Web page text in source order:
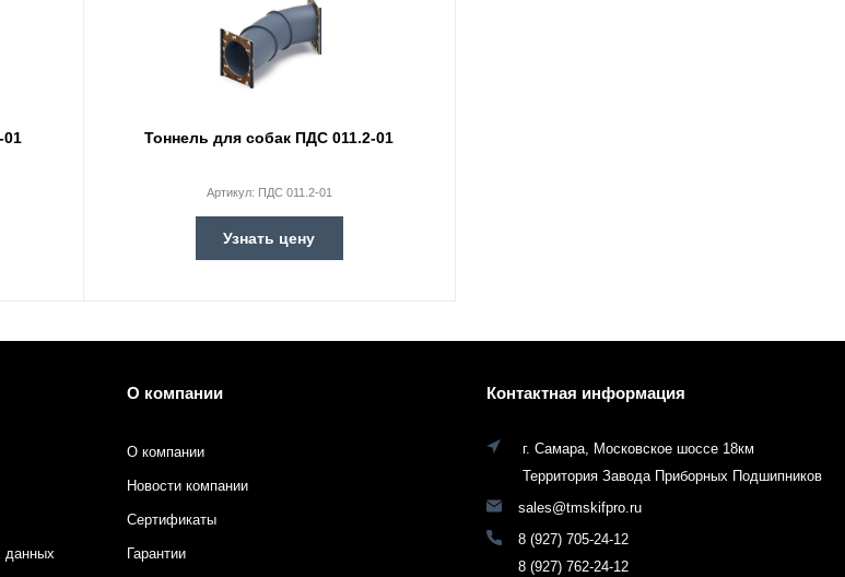
01 Тоннель для собак ПДС 011.2-01
Артикул: ПДС 011.2-01
Узнать цену
данных
О компании
О компании
Новости компании
Сертификаты
Гарантии
Контактная информация
г. Самара, Московское шоссе 18км
Территория Завода Приборных Подшипников
sales@tmskifpro.ru
8 (927) 705-24-12
8 (927) 762-24-12